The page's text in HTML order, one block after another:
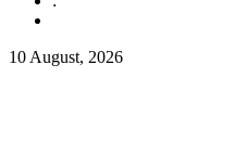
10 August, 2026